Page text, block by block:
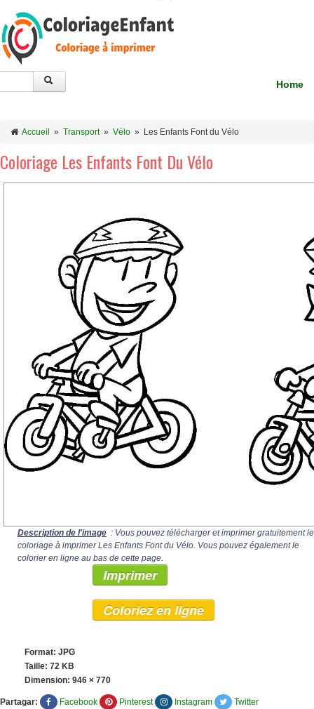
Home
Accueil » Transport» Vélo » Les Enfants Font du Vélo
Coloriage Les Enfants Font Du Vélo
Description de l'image : Vous pouvez télécharger et imprimer gratuitement le
coloriage à imprimer Les Enfants Font du Vélo. Vous pouvez également le
colorier en ligne au bas de cette page.
Imprimer
Coloriez en ligne
Format: JPG
Taille: 72 KB
Dimension: 946 × 770
Partagar: Facebook Pinterest Instagram Twitter